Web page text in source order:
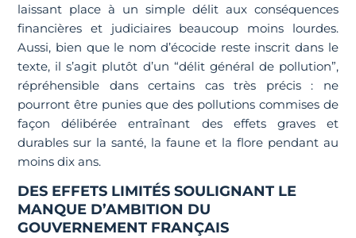
laissant place à un simple délit aux conséquences
financières et judiciaires beaucoup moins lourdes.
Aussi, bien que le nom d’écocide reste inscrit dans le
texte, il s’agit plutôt d’un “délit général de pollution”,
répréhensible dans certains cas très précis : ne
pourront être punies que des pollutions commises de
façon délibérée entraînant des effets graves et
durables sur la santé, la faune et la flore pendant au
moins dix ans.
DES EFFETS LIMITÉS SOULIGNANT LE
MANQUE D’AMBITION DU
GOUVERNEMENT FRANÇAIS